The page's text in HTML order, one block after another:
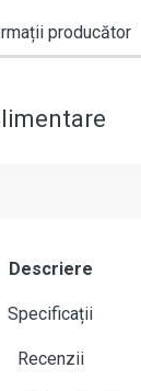
producător
Descriere
Specificații
Recenzii